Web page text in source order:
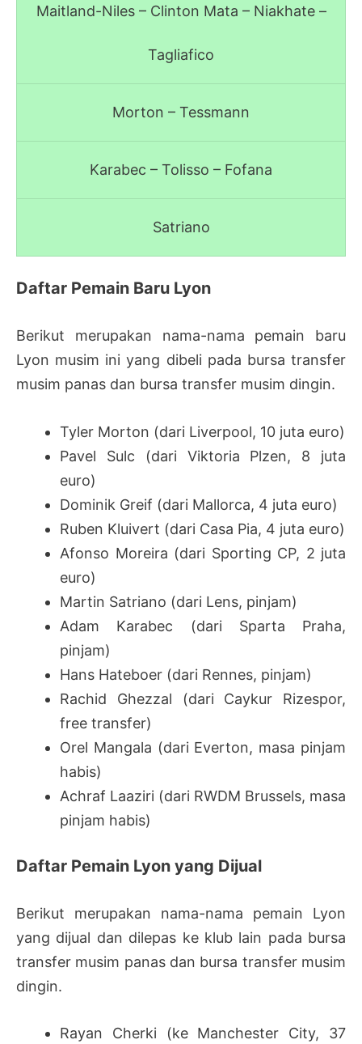
Maitland-Niles – Clinton Mata – Niakhate –
Tagliafico
Morton – Tessmann
Karabec – Tolisso – Fofana
Satriano
Daftar Pemain Baru Lyon
Berikut merupakan nama-nama pemain baru
Lyon musim ini yang dibeli pada bursa transfer
musim panas dan bursa transfer musim dingin.
Tyler Morton (dari Liverpool, 10 juta euro)
Pavel Sulc (dari Viktoria Plzen, 8 juta
euro)
Dominik Greif (dari Mallorca, 4 juta euro)
Ruben Kluivert (dari Casa Pia, 4 juta euro)
Afonso Moreira (dari Sporting CP, 2 juta
euro)
Martin Satriano (dari Lens, pinjam)
Adam Karabec (dari Sparta Praha,
pinjam)
Hans Hateboer (dari Rennes, pinjam)
Rachid Ghezzal (dari Caykur Rizespor,
free transfer)
Orel Mangala (dari Everton, masa pinjam
habis)
Achraf Laaziri (dari RWDM Brussels, masa
pinjam habis)
Daftar Pemain Lyon yang Dijual
Berikut merupakan nama-nama pemain Lyon
yang dijual dan dilepas ke klub lain pada bursa
transfer musim panas dan bursa transfer musim
dingin.
Rayan Cherki (ke Manchester City, 37